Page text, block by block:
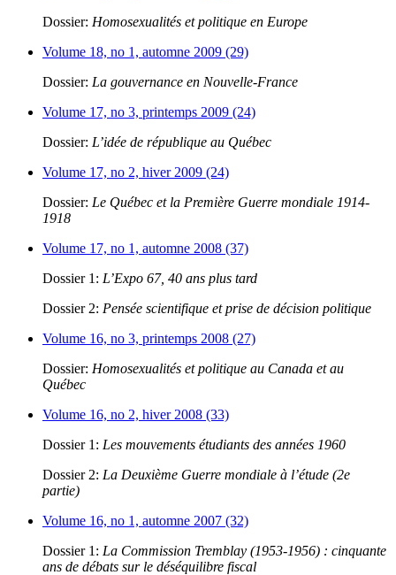
Dossier: Homosexualités et politique en Europe
Volume 18, no 1, automne 2009 (29)
Dossier: La gouvernance en Nouvelle-France
Volume 17, no 3, printemps 2009 (24)
Dossier: L’idée de république au Québec
Volume 17, no 2, hiver 2009 (24)
Dossier: Le Québec et la Première Guerre mondiale 1914-
1918
Volume 17, no 1, automne 2008 (37)
Dossier 1: L’Expo 67, 40 ans plus tard
Dossier 2: Pensée scientifique et prise de décision politique
Volume 16, no 3, printemps 2008 (27)
Dossier: Homosexualités et politique au Canada et au
Québec
Volume 16, no 2, hiver 2008 (33)
Dossier 1: Les mouvements étudiants des années 1960
Dossier 2: La Deuxième Guerre mondiale à l’étude (2e
partie)
Volume 16, no 1, automne 2007 (32)
Dossier 1: La Commission Tremblay (1953-1956) : cinquante
ans de débats sur le déséquilibre fiscal